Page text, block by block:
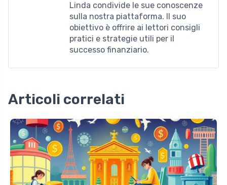
Linda condivide le sue conoscenze
sulla nostra piattaforma. Il suo
obiettivo è offrire ai lettori consigli
pratici e strategie utili per il
successo finanziario.
Articoli correlati